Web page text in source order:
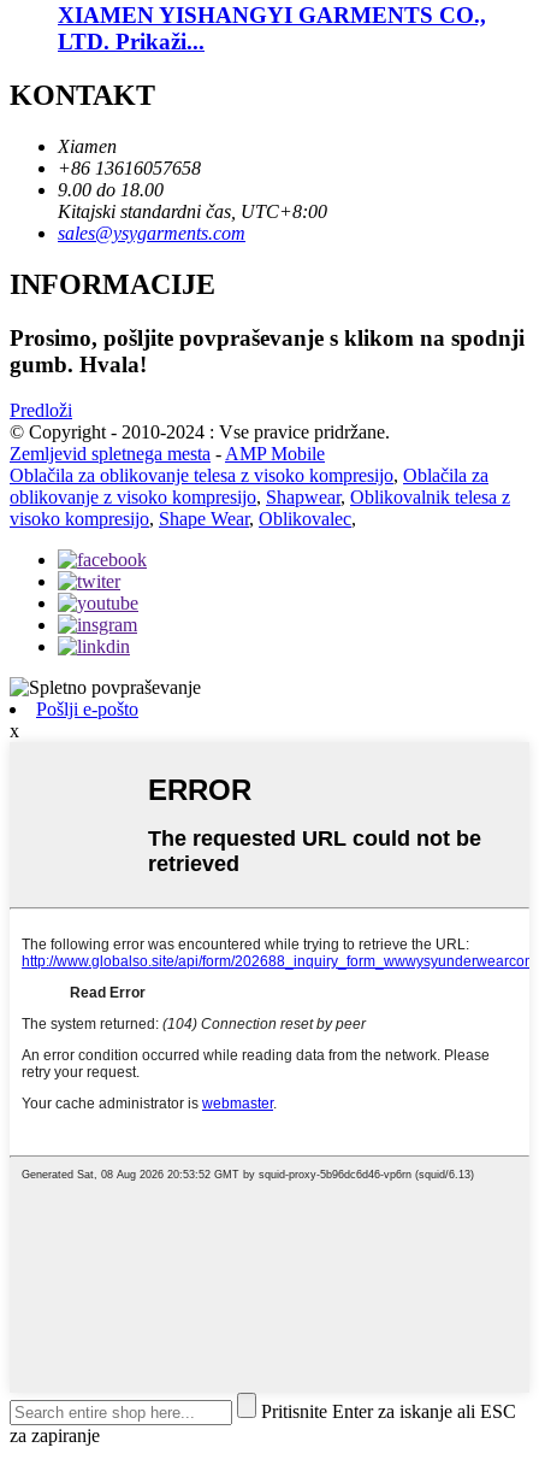
XIAMEN YISHANGYI GARMENTS CO.,
LTD. Prikaži...
KONTAKT
Xiamen
+86 13616057658
9.00 do 18.00
Kitajski standardni čas, UTC+8:00
sales@ysygarments.com
INFORMACIJE
Prosimo, pošljite povpraševanje s klikom na spodnji
gumb. Hvala!
Predloži
© Copyright - 2010-2024 : Vse pravice pridržane.
Zemljevid spletnega mesta -AMP Mobile
Oblačila za oblikovanje telesa z visoko kompresijo, Oblačila za
oblikovanje z visoko kompresijo, Shapwear, Oblikovalnik telesa z
visoko kompresijo, Shape Wear, Oblikovalec,
Pošlji e-pošto
x
Pritisnite Enter za iskanje ali ESC
za zapiranje